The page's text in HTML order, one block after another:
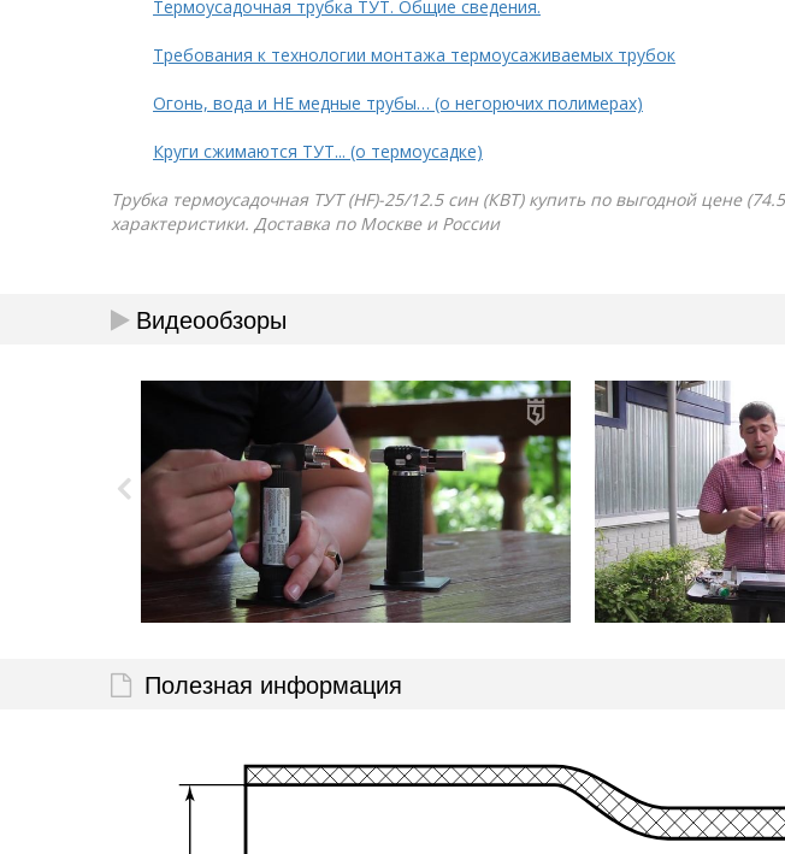
Термоусадочная трубка ТУТ. Общие сведения.
Требования к технологии монтажа термоусаживаемых трубок
Огонь, вода и НЕ медные трубы… (о негорючих полимерах)
Круги сжимаются ТУТ... (о термоусадке)
Трубка термоусадочная ТУТ (HF)-25/12.5 син (КВТ) купить по выгодной цене
характеристики. Доставка по Москве и России
Видеообзоры
Полезная информация